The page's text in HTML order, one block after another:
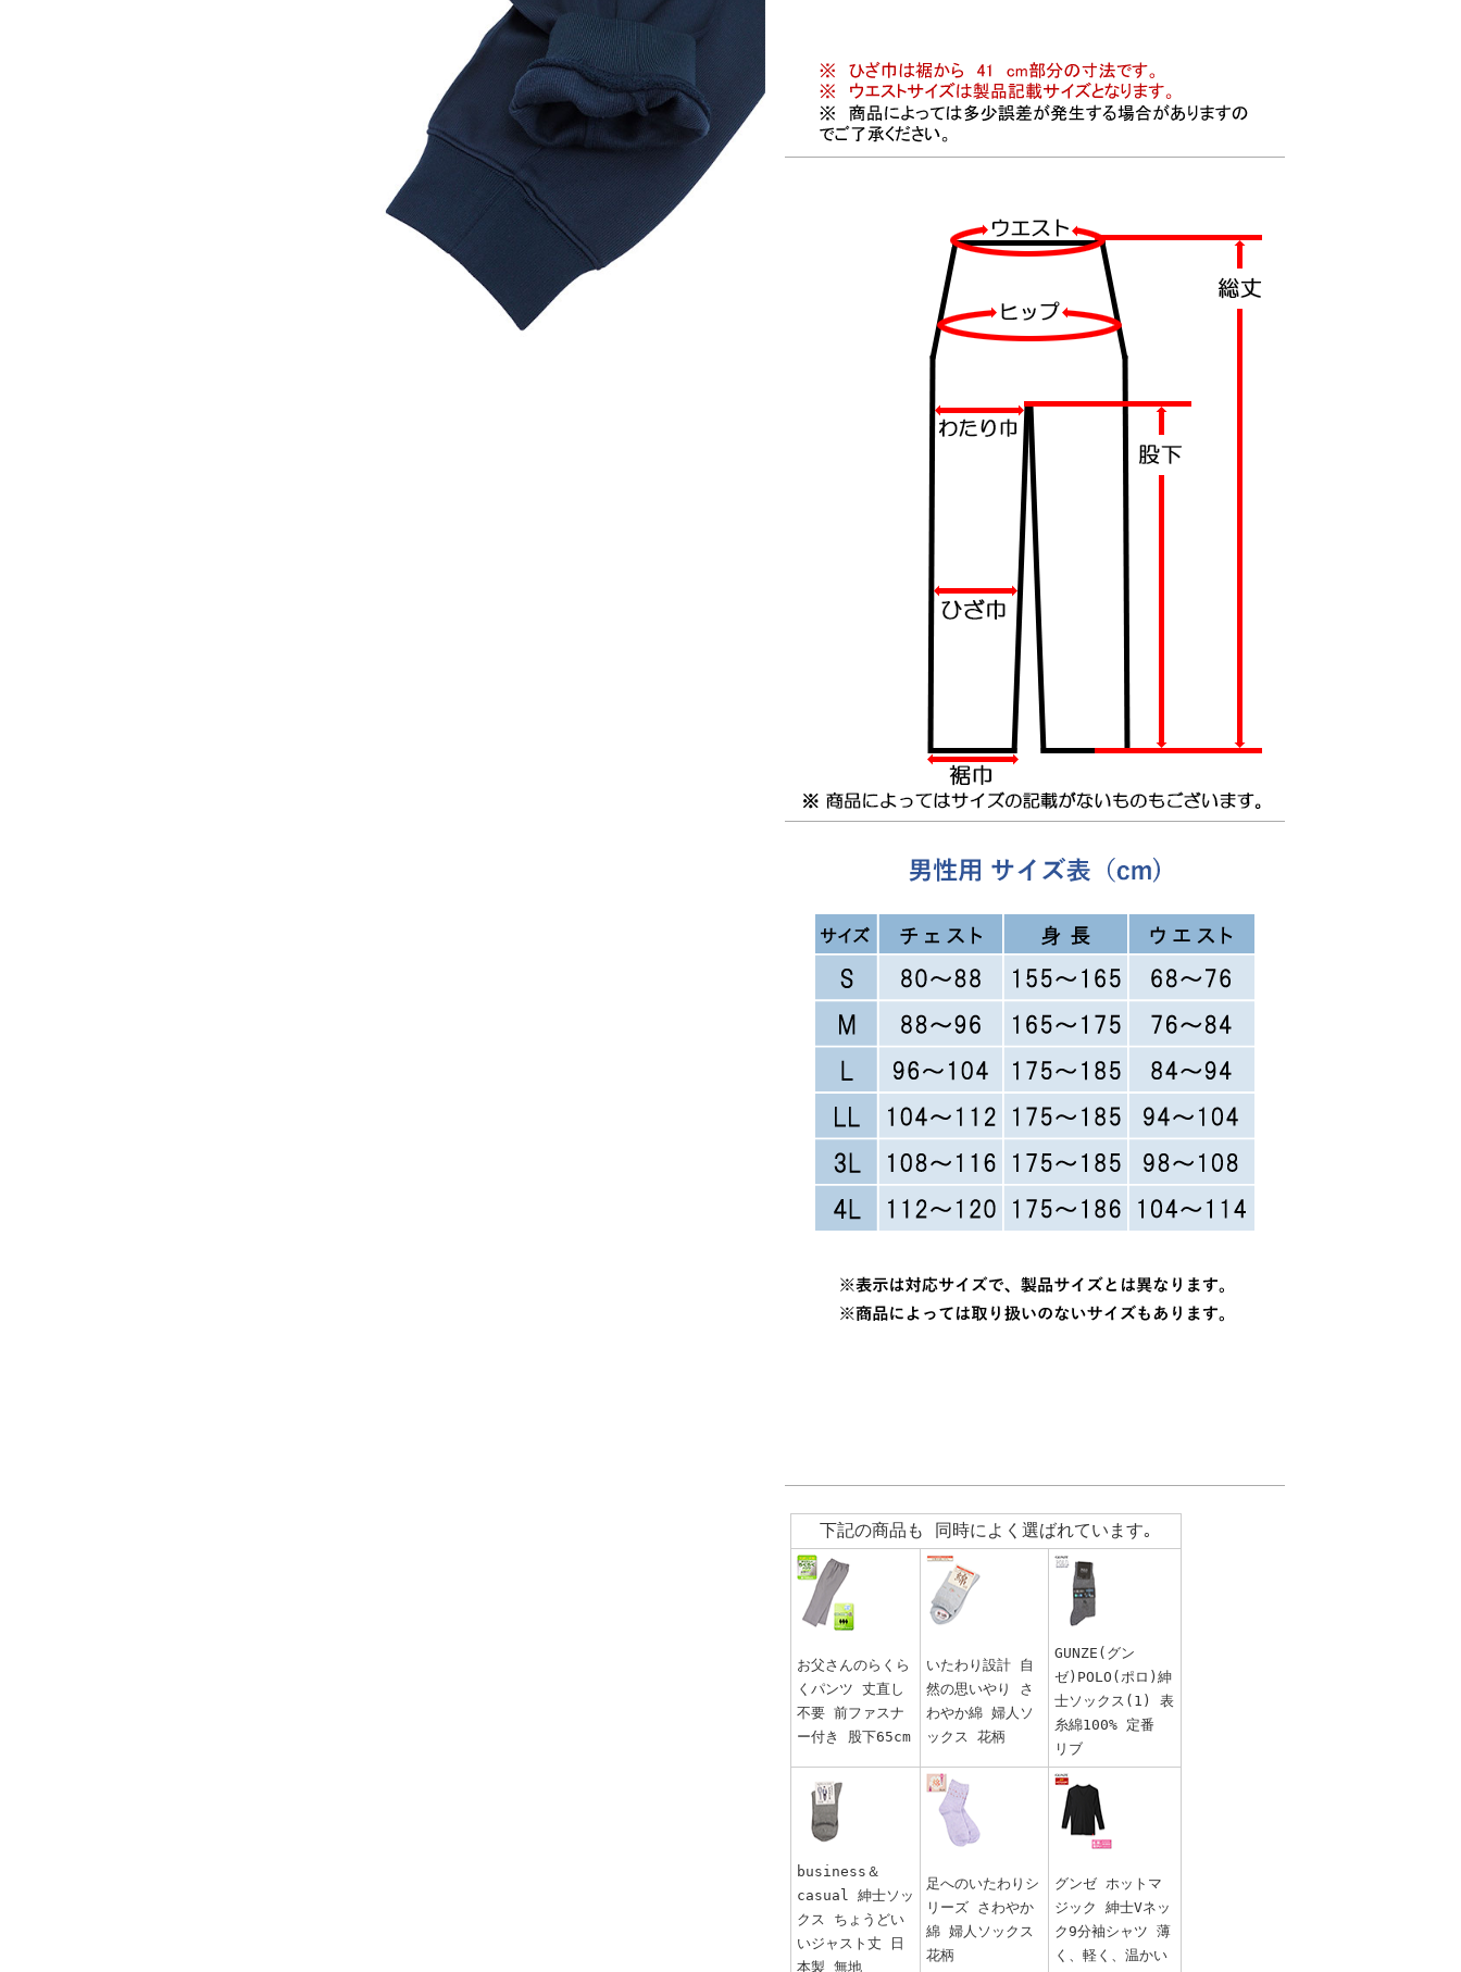
下記の商品も 同時によく選ばれています｡
お父さんのらくら
くパンツ 丈直し
不要 前ファスナ
ー付き 股下65cm
いたわり設計 自
然の思いやり さ
わやか綿 婦人ソ
ックス 花柄
GUNZE(グン
ゼ)POLO(ポロ)紳
士ソックス(1) 表
糸綿100% 定番
リブ
business＆
casual 紳士ソッ
クス ちょうどい
いジャスト丈 日
本製 無地
足へのいたわりシ
リーズ さわやか
綿 婦人ソックス
花柄
グンゼ ホットマ
ジック 紳士Vネッ
ク9分袖シャツ 薄
く、軽く、温かい